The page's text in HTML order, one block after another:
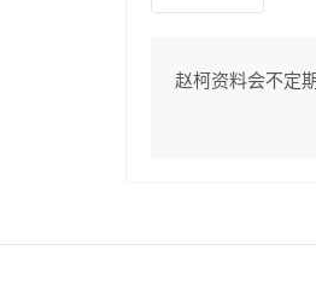
赵柯资料会不定